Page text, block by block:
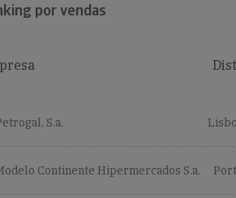
por vendas
S.a.
Continente Hipermercados S.a.